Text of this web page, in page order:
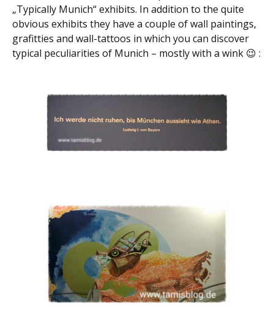
„Typically Munich“ exhibits. In addition to the quite
obvious exhibits they have a couple of wall paintings,
grafitties and wall-tattoos in which you can discover
typical peculiarities of Munich – mostly with a wink 😉 :